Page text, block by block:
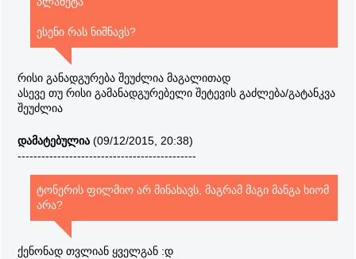
ესენი რას ნიშნავს?
რისი განადგურება შეუძლია მაგალითად
ასევე თუ რისი გამანადგურებელი შეტევის გაძლება/გატანკვა
შეუძლია
დამატებულია (09/12/2015, 20:38)
---------------------------------------------
ტონერის ფილმიო არ მინახავს, მაგრამ მაგი მანგა ხიომ
არა?
ქენონად თვლიან ყველგან :დ